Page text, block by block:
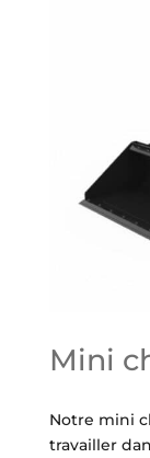
Mini
Notre mini
travailler